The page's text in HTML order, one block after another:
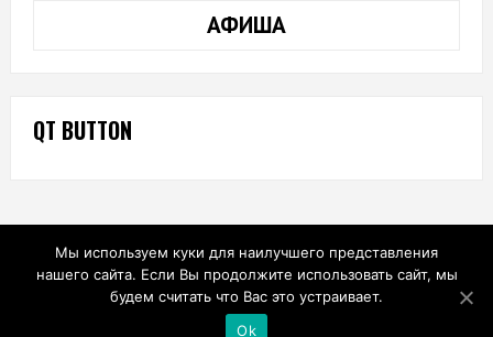
АФИША
QT BUTTON
Мы используем куки для наилучшего представления
нашего сайта. Если Вы продолжите использовать сайт, мы
будем считать что Вас это устраивает.
Ok